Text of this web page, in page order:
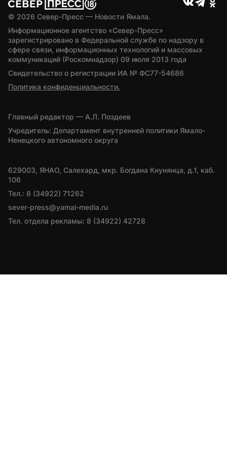
© 2026 Север-Пресс — Новости Ямала.
Информационное агентство «Север-Пресс»
зарегистрировано в Федеральной службе по надзору в
сфере связи, информационных технологий и массовых
коммуникаций (Роскомнадзор) 09 июля 2013 года
Свидетельство о регистрации ИА № ФС77-54686
Политика конфиденциальности.
Главный редактор — А.Л. Поздеев
Учредитель: Департамент внутренней политики Ямало-
Ненецкого автономного округа
629003, ЯНАО, Салехард, мкр. Богдана Кнунянца, д.1, каб.
106
Тел.: 8 (34922) 71262
sever-press@yamal-media.ru
Тел. отдела рекламы: 8 (34922) 42728